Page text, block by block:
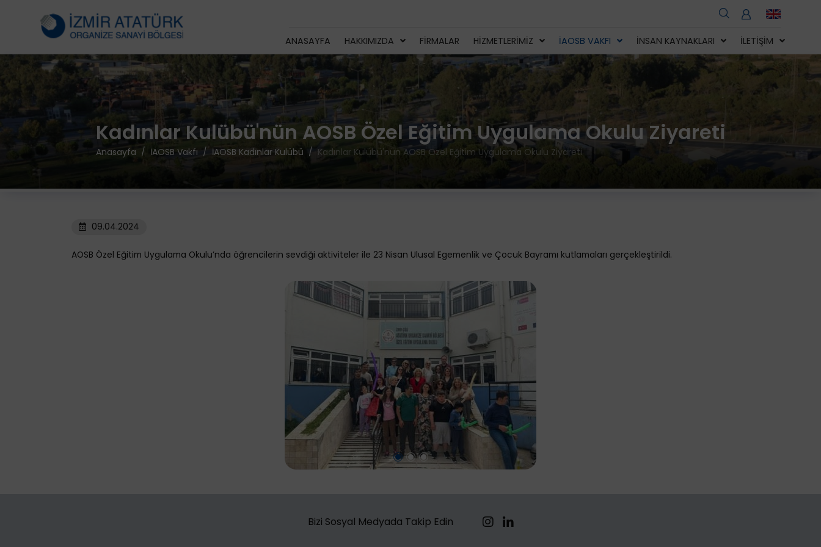
ANASAYFA HAKKIMIZDA FIRMALAR HIZMETLERIMIZ İAOSB VAKFI İNSAN KAYNAKLARI İLETIŞIM
Kadınlar Kulübü'nün AOSB Özel Eğitim Uygulama Okulu Ziyareti
Anasayfa İAOSB Vakfı İAOSB Kadınlar Kulübü Kadınlar Kulübü'nün AOSB Özel Eğitim Uygulama Okulu Ziyareti
09.04.2024
AOSB Özel Eğitim Uygulama Okulu’nda öğrencilerin sevdiği aktiviteler ile 23 Nisan Ulusal Egemenlik ve Çocuk Bayramı kutlamaları gerçekleştirildi.
Bizi Sosyal Medyada Takip Edin